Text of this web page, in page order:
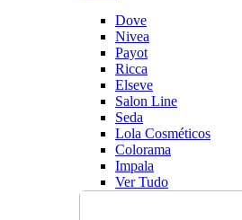
Dove
Nivea
Payot
Ricca
Elseve
Salon Line
Seda
Lola Cosméticos
Colorama
Impala
Ver Tudo